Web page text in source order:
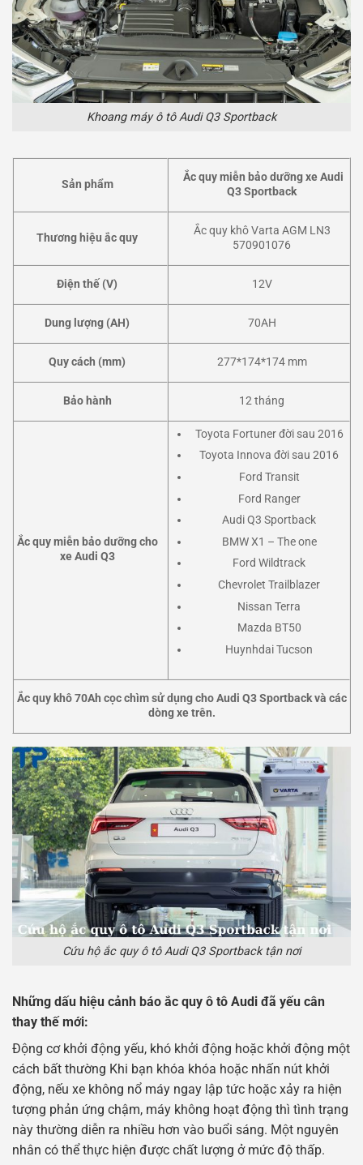
Khoang máy ô tô Audi Q3 Sportback
Sản phẩm
Ắc quy miễn bảo dưỡng xe Audi
Q3 Sportback
Thương hiệu ắc quy
Ắc quy khô Varta AGM LN3
570901076
Điện thế (V) 12V
Dung lượng (AH) 70AH
Quy cách (mm) 277*174*174 mm
Bảo hành 12 tháng
Ắc quy miễn bảo dưỡng cho
xe Audi Q3
Toyota Fortuner đời sau 2016
Toyota Innova đời sau 2016
Ford Transit
Ford Ranger
Audi Q3 Sportback
BMW X1 – The one
Ford Wildtrack
Chevrolet Trailblazer
Nissan Terra
Mazda BT50
Huynhdai Tucson
Ắc quy khô 70Ah cọc chìm sử dụng cho Audi Q3 Sportback và các
dòng xe trên.
Cứu hộ ắc quy ô tô Audi Q3 Sportback tận nơi
Những dấu hiệu cảnh báo ắc quy ô tô Audi đã yếu cân
thay thế mới:
Động cơ khởi động yếu, khó khởi động hoặc khởi động một
cách bất thường Khi bạn khóa khóa hoặc nhấn nút khởi
động, nếu xe không nổ máy ngay lập tức hoặc xảy ra hiện
tượng phản ứng chậm, máy không hoạt động thì tình trạng
này thường diễn ra nhiều hơn vào buổi sáng. Một nguyên
nhân có thể thực hiện được chất lượng ở mức độ thấp.